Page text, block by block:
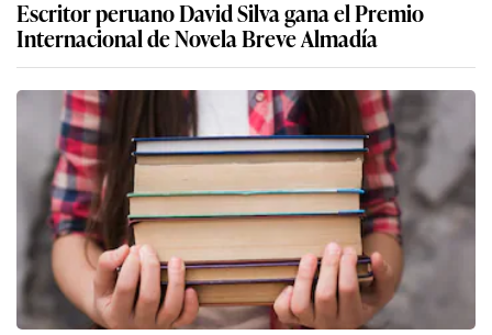
Escritor peruano David Silva gana el Premio
Internacional de Novela Breve Almadía